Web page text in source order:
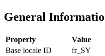
General
Property
Value
Base locale ID
fr_SY